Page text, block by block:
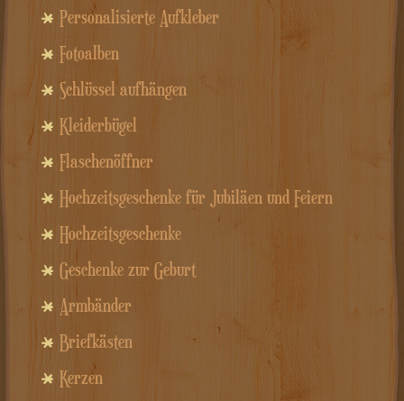
Personalisierte Aufkleber
Fotoalben
Schlüssel aufhängen
Kleiderbügel
Flaschenöffner
Hochzeitsgeschenke für Jubiläen und Feiern
Hochzeitsgeschenke
Geschenke zur Geburt
Armbänder
Briefkästen
Kerzen